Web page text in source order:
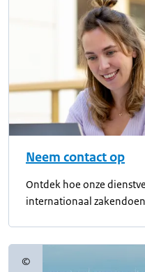
Neem contact op
Ontdek hoe onze
internationaal
©Copyrightinformatie